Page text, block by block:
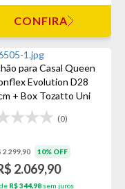
CONFIRA
para Casal Queen
Evolution D28
+ Box Tozatto Uni
(0)
2.299,90 10% OFF
2.069,90
R$ 344,98 sem juros